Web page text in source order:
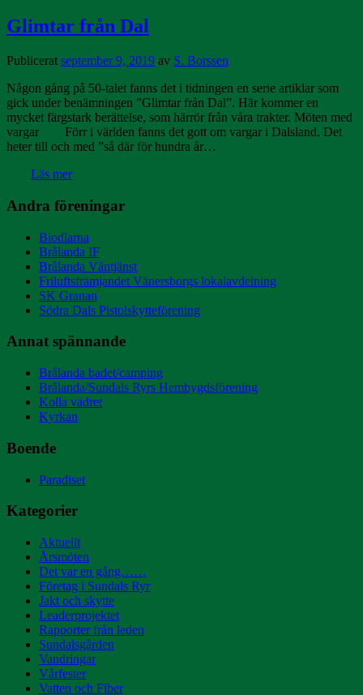
Glimtar från Dal
Publicerat september 9, 2019 av S. Borssen
Någon gång på 50-talet fanns det i tidningen en serie artiklar som
gick under benämningen ”Glimtar från Dal”. Här kommer en
mycket färgstark berättelse, som härrör från våra trakter. Möten med
vargar Förr i världen fanns det gott om vargar i Dalsland. Det
heter till och med ”så där för hundra år…
Läs mer
Andra föreningar
Biodlarna
Brålanda IF
Brålanda Väntjänst
Friluftsfrämjandet Vänersborgs lokalavdelning
SK Granan
Södra Dals Pistolskytteförening
Annat spännande
Brålanda badet/camping
Brålanda/Sundals Ryrs Hembygdsförening
Kolla vädret
Kyrkan
Boende
Paradiset
Kategorier
Aktuellt
Årsmöten
Det var en gång……
Företag i Sundals Ryr
Jakt och skytte
Leaderprojektet
Rapporter från leden
Sundalsgården
Vandringar
Vårfester
Vatten och Fiber